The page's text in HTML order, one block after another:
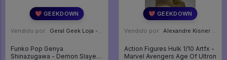
💖 GEEKDOWN
Vendido por: Geral Geek Loja - SP
Funko Pop Genya
Shinazugawa - Demon Slayer
💖 GEEKDOWN
Vendido por: Alexandre Kisner - PR
Action Figures Hulk 1/10 Artfx -
Marvel Avengers Age Of Ultron